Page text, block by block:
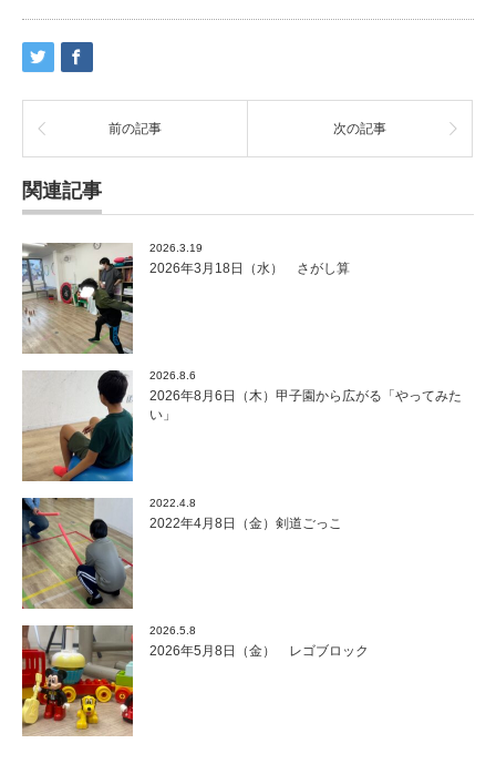
前の記事 次の記事
関連記事
2026.3.19
2026年3月18日（水） さがし算
2026.8.6
2026年8月6日（木）甲子園から広がる「やってみた
い」
2022.4.8
2022年4月8日（金）剣道ごっこ
2026.5.8
2026年5月8日（金） レゴブロック